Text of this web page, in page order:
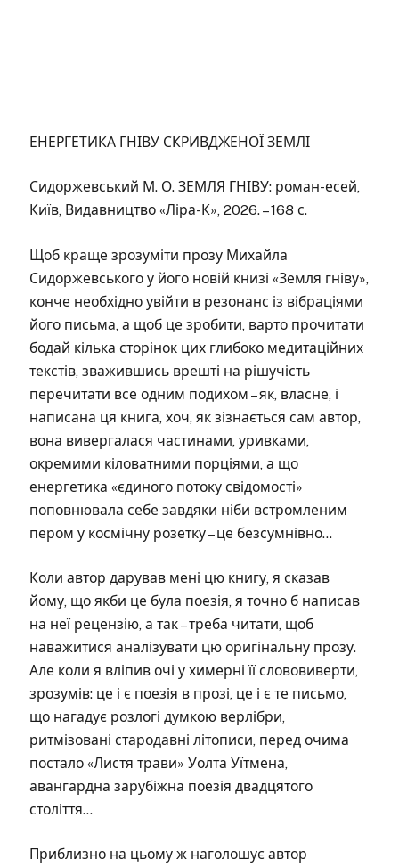
ЕНЕРГЕТИКА ГНІВУ СКРИВДЖЕНОЇ ЗЕМЛІ
Сидоржевський М. О. ЗЕМЛЯ ГНІВУ: роман-есей,
Київ, Видавництво «Ліра-К», 2026. – 168 с.
Щоб краще зрозуміти прозу Михайла
Сидоржевського у його новій книзі «Земля гніву»,
конче необхідно увійти в резонанс із вібраціями
його письма, а щоб це зробити, варто прочитати
бодай кілька сторінок цих глибоко медитаційних
текстів, зважившись врешті на рішучість
перечитати все одним подихом – як, власне, і
написана ця книга, хоч, як зізнається сам автор,
вона вивергалася частинами, уривками,
окремими кіловатними порціями, а що
енергетика «єдиного потоку свідомості»
поповнювала себе завдяки ніби встромленим
пером у космічну розетку – це безсумнівно…
Коли автор дарував мені цю книгу, я сказав
йому, що якби це була поезія, я точно б написав
на неї рецензію, а так – треба читати, щоб
наважитися аналізувати цю оригінальну прозу.
Але коли я вліпив очі у химерні її слововиверти,
зрозумів: це і є поезія в прозі, це і є те письмо,
що нагадує розлогі думкою верлібри,
ритмізовані стародавні літописи, перед очима
постало «Листя трави» Уолта Уїтмена,
авангардна зарубіжна поезія двадцятого
століття…
Приблизно на цьому ж наголошує автор